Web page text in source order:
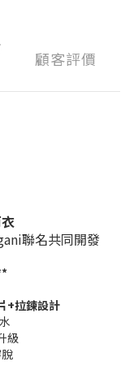
顧客評價
聯名共同開發
*
+拉鍊設計
級